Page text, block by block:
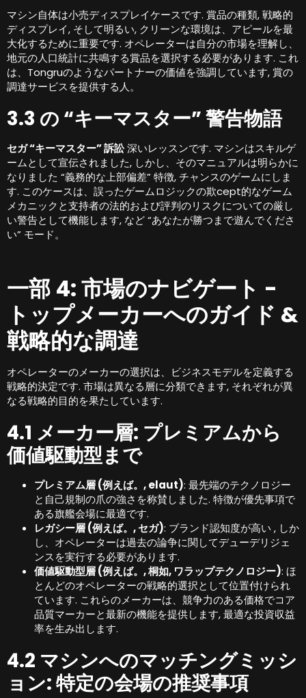
マシン自体は小売ディスプレイケースです. 賞品の種類, 戦略的
ディスプレイ, そして明るい, クリーンな環境は、アピールを最
大化するために重要です. オペレーターは自分の市場を理解し、
地元の人口統計に共鳴する賞品を選択する必要があります. これ
は、Tongruのようなパートナーの価値を強調しています, 賞の
調達サービスを提供する人。
3.3 の “キーマスター” 警告物語
セガ “キーマスター” 訴訟深いレッスンです. マシンはスキルゲ
ームとして宣伝されました, しかし、そのマニュアルは明らかに
なりました “義務的な上部偏差” 特徴, チャンスのゲームにしま
す. このケースは、誤ったゲームロジックの欺cept的なゲーム
メカニックと支持者の法的および評判のリスクについての厳し
い警告として機能します, など “あなたが勝つまで遊んでくださ
い” モード。
一部 4: 市場のナビゲート -
トップメーカーへのガイド &
戦略的な調達
オペレーターのメーカーの選択は、ビジネスモデルを定義する
戦略的決定です. 市場は異なる層に分類できます, それぞれが異
なる戦略的目的を果たしています.
4.1 メーカー層: プレミアムから
価値駆動型まで
プレミアム層 (例えば。, elaut): 最先端のテクノロジー
と自己規制の爪の強さを称賛しました. 特徴が優先事項で
ある旗艦会場に最適です.
レガシー層 (例えば。, セガ): ブランド認知度が高い , しか
し、オペレーターは過去の論争に関してデューデリジェ
ンスを実行する必要があります.
価値駆動型層 (例えば。, 桐如, ワラップテクノロジー): ほ
とんどのオペレーターの戦略的選択として位置付けられ
ています. これらのメーカーは、競争力のある価格でコア
品質マーカーと最新の機能を提供します, 最適な投資収益
率を生み出します.
4.2 マシンへのマッチングミッシ
ョン: 特定の会場の推奨事項